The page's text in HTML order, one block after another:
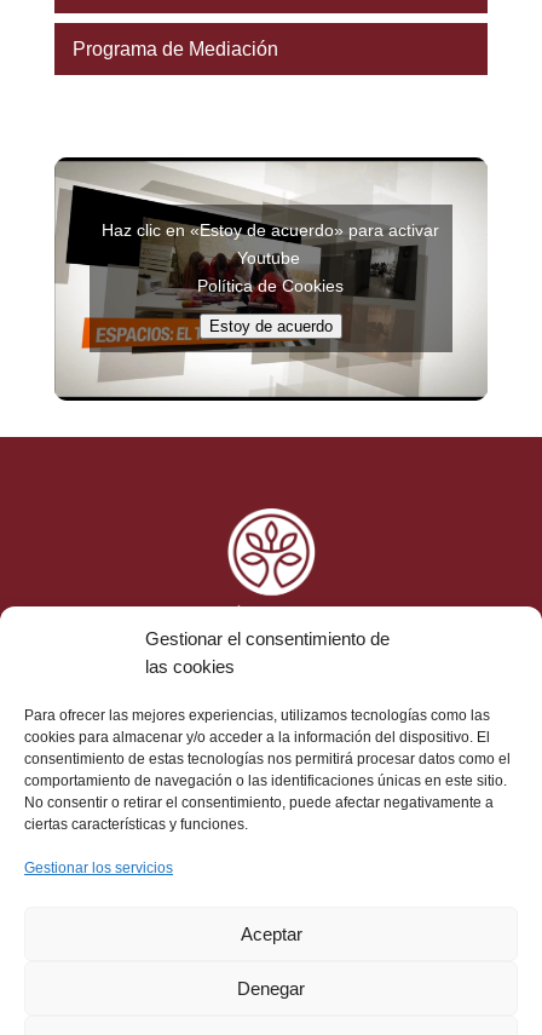
Gestionar el consentimiento de
las cookies
Para ofrecer las mejores experiencias, utilizamos tecnologías como las
cookies para almacenar y/o acceder a la información del dispositivo. El
consentimiento de estas tecnologías nos permitirá procesar datos como el
comportamiento de navegación o las identificaciones únicas en este sitio.
No consentir o retirar el consentimiento, puede afectar negativamente a
ciertas características y funciones.
Gestionar los servicios
Aceptar
Denegar
Programa de Mediación
Haz clic en «Estoy de acuerdo» para activar
Youtube
Política de Cookies
Estoy de acuerdo
Aviso Legal
Protección de Datos
Política de Cookies
Contacto
Dirección: Cl. de la Hacienda de Pavones, 5, 2ª, 28030